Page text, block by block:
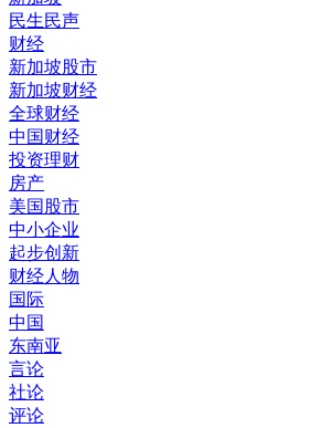
民生民声
财经
新加坡股市
新加坡财经
全球财经
中国财经
投资理财
房产
美国股市
中小企业
起步创新
财经人物
国际
中国
东南亚
言论
社论
评论